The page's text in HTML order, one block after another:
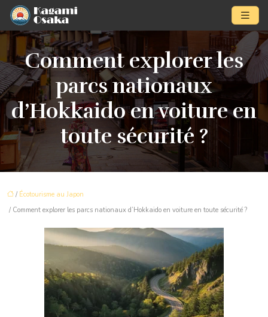
Comment explorer les
parcs nationaux
d’Hokkaido en voiture en
toute sécurité ?
/ Écotourisme au Japon
/ Comment explorer les parcs nationaux d’Hokkaido en voiture en toute sécurité ?